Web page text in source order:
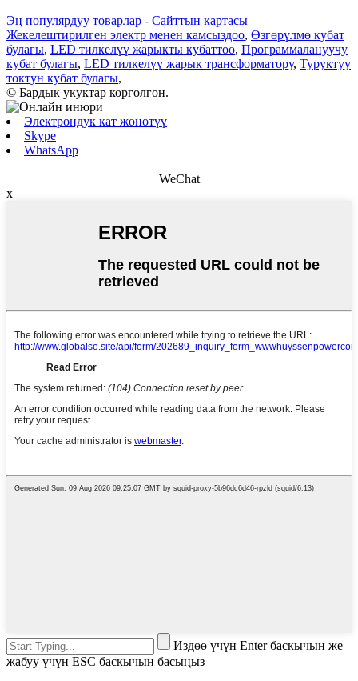
Эң популярдуу товарлар - Сайттын картасы
Жекелештирилген электр менен камсыздоо, Өзгөрүлмө кубат
булагы, LED тилкелүү жарыкты кубаттоо, Программалануучу
кубат булагы, LED тилкелүү жарык трансформатору, Туруктуу
токтун кубат булагы,
© Бардык укуктар корголгон.
Электрондук кат жөнөтүү
Skype
WhatsApp
WeChat
x
Издөө үчүн Enter баскычын же
жабуу үчүн ESC баскычын басыңыз